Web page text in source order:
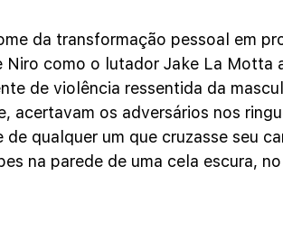
da transformação pessoal em
Niro como o lutador Jake La Motta
de violência ressentida da
acertavam os adversários nos
de qualquer um que cruzasse seu
na parede de uma cela escura,